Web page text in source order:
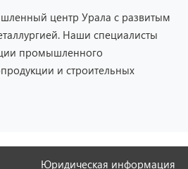
центр Урала с развитым
Наши специалисты
промышленного
и строительных
Юридическая информация